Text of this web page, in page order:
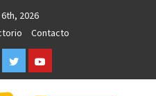
2026
Contacto
TwitterYoutube